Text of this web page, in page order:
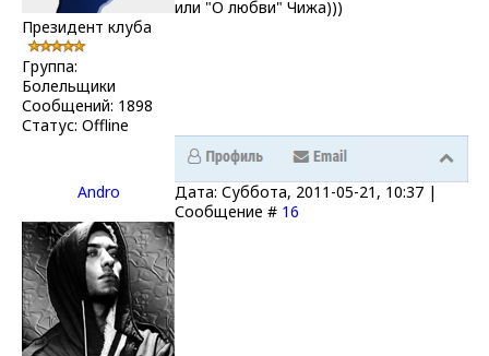
Президент клуба
Группа:
Болельщики
Сообщений: 1898
Статус: Offline
или "О любви" Чижа)))
Andro
Дата: Суббота, 2011-05-21, 10:37 |
Сообщение # 16